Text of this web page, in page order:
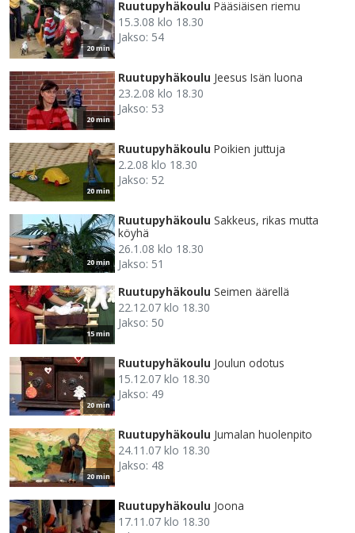
20 min
Ruutupyhäkoulu Pääsiäisen riemu
15.3.08 klo 18.30
Jakso: 54
20 min
Ruutupyhäkoulu Jeesus Isän luona
23.2.08 klo 18.30
Jakso: 53
20 min
Ruutupyhäkoulu Poikien juttuja
2.2.08 klo 18.30
Jakso: 52
20 min
Ruutupyhäkoulu Sakkeus, rikas mutta
köyhä
26.1.08 klo 18.30
Jakso: 51
15 min
Ruutupyhäkoulu Seimen äärellä
22.12.07 klo 18.30
Jakso: 50
20 min
Ruutupyhäkoulu Joulun odotus
15.12.07 klo 18.30
Jakso: 49
20 min
Ruutupyhäkoulu Jumalan huolenpito
24.11.07 klo 18.30
Jakso: 48
Ruutupyhäkoulu Joona
17.11.07 klo 18.30